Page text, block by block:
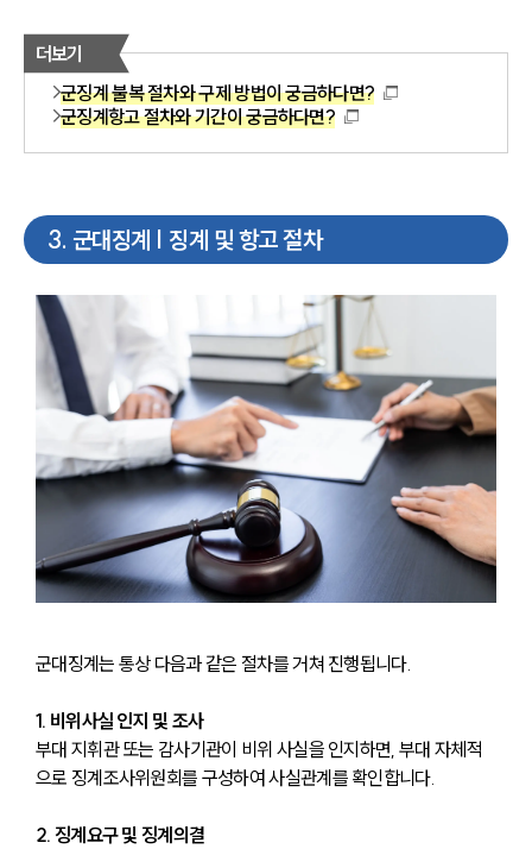
더보기
군징계 불복 절차와 구제 방법이 궁금하다면?
군징계항고 절차와 기간이 궁금하다면?
3. 군대징계 | 징계 및 항고 절차
군대징계는 통상 다음과 같은 절차를 거쳐 진행됩니다.
1. 비위사실 인지 및 조사
부대 지휘관 또는 감사기관이 비위 사실을 인지하면, 부대 자체적
으로 징계조사위원회를 구성하여 사실관계를 확인합니다.
2. 징계요구 및 징계의결